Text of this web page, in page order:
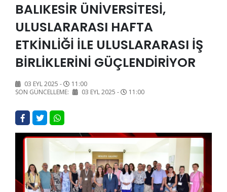
BALIKESİR ÜNİVERSİTESİ,
ULUSLARARASI HAFTA
ETKİNLİĞİ İLE ULUSLARARASI İŞ
BİRLİKLERİNİ GÜÇLENDİRİYOR
03 EYL 2025 -
11:00
SON GÜNCELLEME:
03 EYL 2025 - 11:00